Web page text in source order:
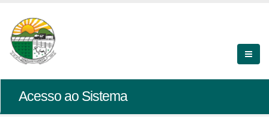
Acesso ao Sistema